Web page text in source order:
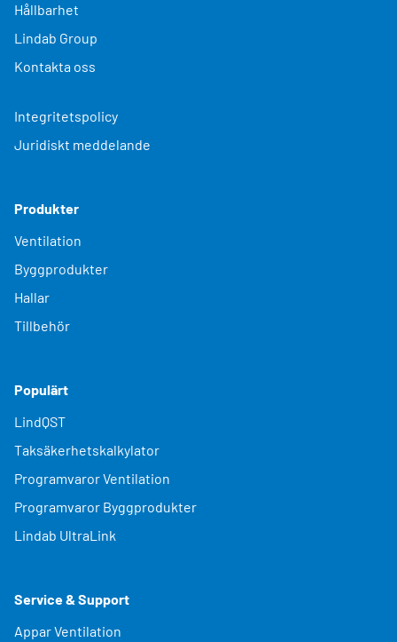
Hållbarhet
Lindab Group
Kontakta oss
Integritetspolicy
Juridiskt meddelande
Produkter
Ventilation
Byggprodukter
Hallar
Tillbehör
Populärt
LindQST
Taksäkerhetskalkylator
Programvaror Ventilation
Programvaror Byggprodukter
Lindab UltraLink
Service & Support
Appar Ventilation